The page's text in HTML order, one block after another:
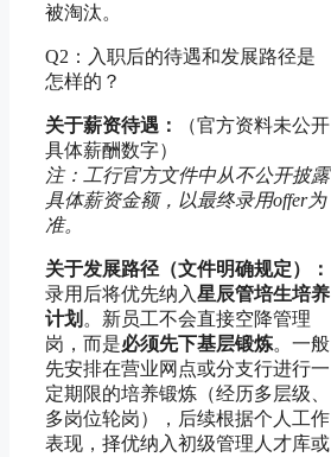
被淘汰。
Q2：入职后的待遇和发展路径是
怎样的？
关于薪资待遇：
（官方资料未公开
具体薪酬数字）
注：工行官方文件中从不公开披露
具体薪资金额，以最终录用offer为
准。
关于发展路径（文件明确规定）：
录用后将优先纳入星辰管培生培养
计划 。新员工不会直接空降管理
岗，而是必须先下基层锻炼。一般
先安排在营业网点或分支行进行一
定期限的培养锻炼（经历多层级、
多岗位轮岗），后续根据个人工作
表现，择优纳入初级管理人才库或